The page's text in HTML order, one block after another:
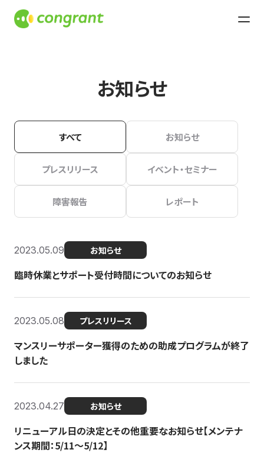
お知らせ
すべて お知らせ
プレスリリース イベント・セミナー
障害報告 レポート
2023.05.09 お知らせ
臨時休業とサポート受付時間についてのお知らせ
2023.05.08 プレスリリース
マンスリーサポーター獲得のための助成プログラムが終了
しました
2023.04.27 お知らせ
リニューアル日の決定とその他重要なお知らせ【メンテナ
ンス期間：5/11～5/12】